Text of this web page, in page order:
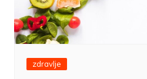
zdravlje